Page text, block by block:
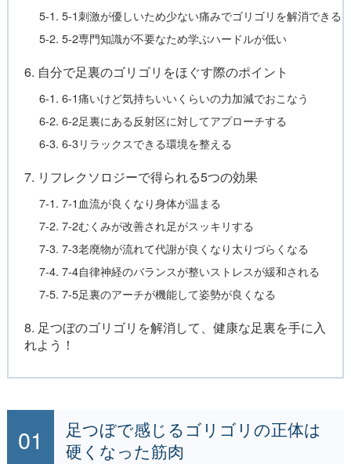
5-1. 5-1刺激が優しいため少ない痛みでゴリゴリを解消できる
5-2. 5-2専門知識が不要なため学ぶハードルが低い
6. 自分で足裏のゴリゴリをほぐす際のポイント
6-1. 6-1痛いけど気持ちいいくらいの力加減でおこなう
6-2. 6-2足裏にある反射区に対してアプローチする
6-3. 6-3リラックスできる環境を整える
7. リフレクソロジーで得られる5つの効果
7-1. 7-1血流が良くなり身体が温まる
7-2. 7-2むくみが改善され足がスッキリする
7-3. 7-3老廃物が流れて代謝が良くなり太りづらくなる
7-4. 7-4自律神経のバランスが整いストレスが緩和される
7-5. 7-5足裏のアーチが機能して姿勢が良くなる
8. 足つぼのゴリゴリを解消して、健康な足裏を手に入
れよう！
足つぼで感じるゴリゴリの正体は
硬くなった筋肉